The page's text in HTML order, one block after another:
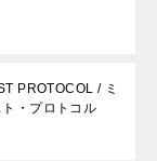
PROTOCOL / ミ
・プロトコル